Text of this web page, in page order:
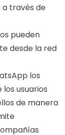
través de
pueden
desde la red
los
los usuarios
de manera